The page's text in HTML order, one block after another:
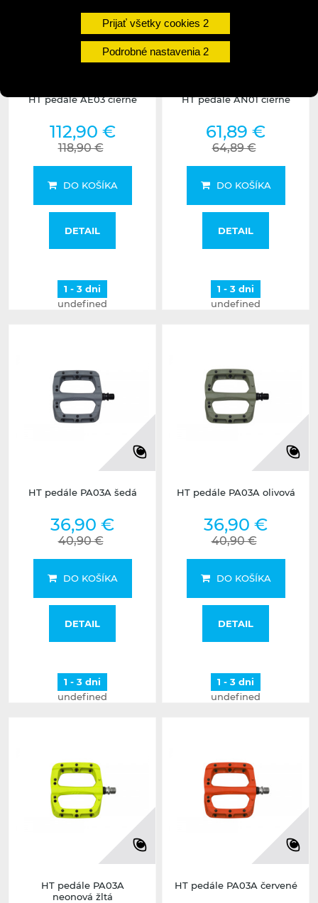
Prijať všetky cookies
Podrobné nastavenia
HT pedále AE03 čierne
112,90 €
118,90 €
DO KOŠÍKA
DETAIL
1 - 3 dni
undefined
HT pedále AN01 čierne
61,89 €
64,89 €
DO KOŠÍKA
DETAIL
1 - 3 dni
undefined
HT pedále PA03A šedá
36,90 €
40,90 €
DO KOŠÍKA
DETAIL
1 - 3 dni
undefined
HT pedále PA03A olivová
36,90 €
40,90 €
DO KOŠÍKA
DETAIL
1 - 3 dni
undefined
HT pedále PA03A
neonová žltá
HT pedále PA03A červené